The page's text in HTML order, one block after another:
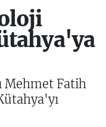
Mehmet Fatih
Fikstür